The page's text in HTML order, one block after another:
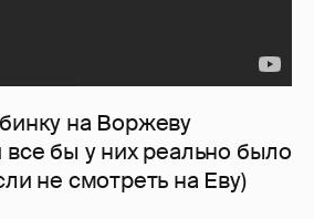
на Воржеву
бы у них реально было
не смотреть на Еву)